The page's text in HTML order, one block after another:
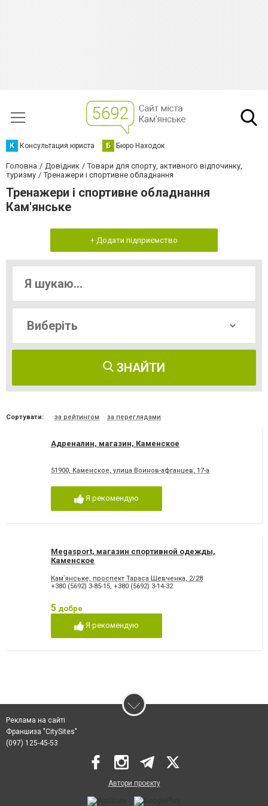
К Консультация юриста Б Бюро Находок
Головна Довідник
Товари для спорту, активного відпочинку,
туризму
Тренажери і спортивне обладнання
Тренажери і спортивне обладнання
Кам'янське
+ Додати підприємство
ЗНАЙТИ
Сортувати: за рейтингом за переглядами
Адреналин, магазин, Каменское
51900, Каменское, улица Воинов-афганцев, 17-а
Я рекомендую
Megasport, магазин спортивной одежды,
Каменское
Кам`янське, проспект Тараса Шевченка, 2/28
+380 (5692) 3-85-15, +380 (5692) 3-14-32
5 добре
Я рекомендую
Реклама на сайті
Франшиза "CitySites"
(097) 125-45-53
Автори проєкту